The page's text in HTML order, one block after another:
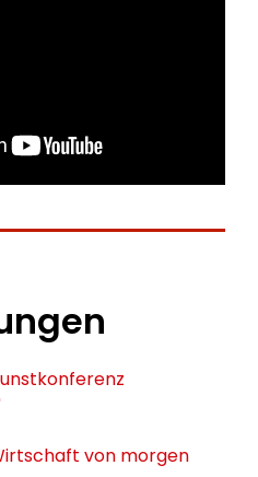
von morgen